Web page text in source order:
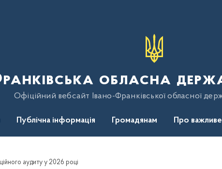
обласна
Офіційний вебсайт Івано-Франківської обласної
Публічна інформація Громадянам Про важливе
аудиту у 2026 році